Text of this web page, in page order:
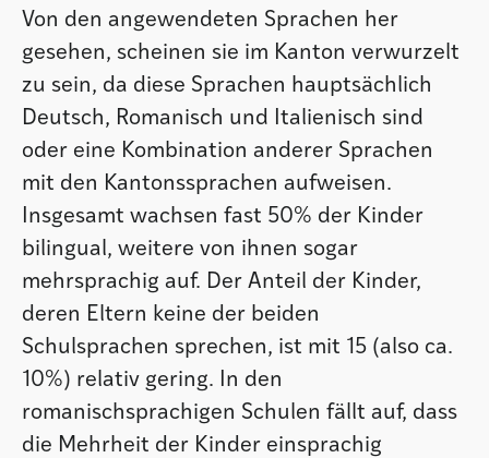
Von den angewendeten Sprachen her
gesehen, scheinen sie im Kanton verwurzelt
zu sein, da diese Sprachen hauptsächlich
Deutsch, Romanisch und Italienisch sind
oder eine Kombination anderer Sprachen
mit den Kantonssprachen aufweisen.
Insgesamt wachsen fast 50% der Kinder
bilingual, weitere von ihnen sogar
mehrsprachig auf. Der Anteil der Kinder,
deren Eltern keine der beiden
Schulsprachen sprechen, ist mit 15 (also ca.
10%) relativ gering. In den
romanischsprachigen Schulen fällt auf, dass
die Mehrheit der Kinder einsprachig